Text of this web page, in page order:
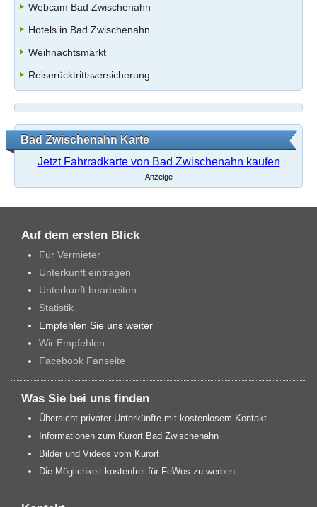
Webcam Bad Zwischenahn
Hotels in Bad Zwischenahn
Weihnachtsmarkt
Reiserücktrittsversicherung
Bad Zwischenahn Karte
Jetzt Fahrradkarte von Bad Zwischenahn kaufen
Anzeige
Auf dem ersten Blick
Für Vermieter
Unterkunft eintragen
Unterkunft bearbeiten
Statistik
Empfehlen Sie uns weiter
Wir Empfehlen
Facebook Fanseite
Was Sie bei uns finden
Übersicht privater Unterkünfte mit kostenlosem Kontakt
Informationen zum Kurort Bad Zwischenahn
Bilder und Videos vom Kurort
Die Möglichkeit kostenfrei für FeWos zu werben